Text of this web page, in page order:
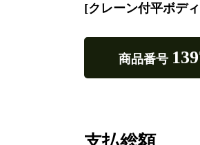
[クレーン付平ボデ
商品番号